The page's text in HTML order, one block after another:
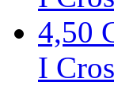
4,50
I